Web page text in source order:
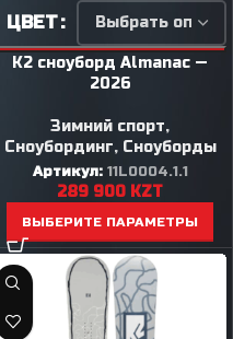
ЦВЕТ
K2 сноуборд Almanac —
2026
Зимний спорт,
Сноубординг, Сноуборды
Артикул: 11L0004.1.1
289 900 KZT
ВЫБЕРИТЕ ПАРАМЕТРЫ